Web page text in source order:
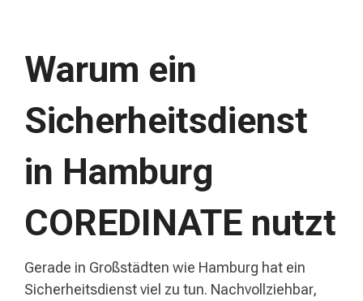
Warum ein
Sicherheitsdienst
in Hamburg
COREDINATE nutzt
Gerade in Großstädten wie Hamburg hat ein
Sicherheitsdienst viel zu tun. Nachvollziehbar,